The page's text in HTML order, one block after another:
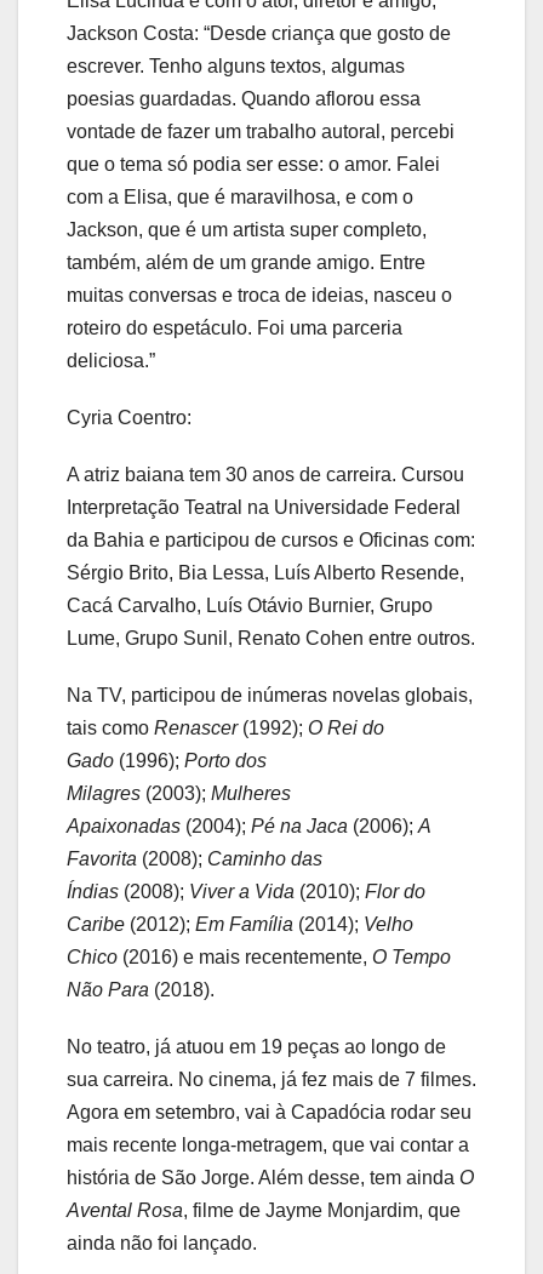
Jackson Costa: “Desde criança que gosto de
escrever. Tenho alguns textos, algumas
poesias guardadas. Quando aflorou essa
vontade de fazer um trabalho autoral, percebi
que o tema só podia ser esse: o amor. Falei
com a Elisa, que é maravilhosa, e com o
Jackson, que é um artista super completo,
também, além de um grande amigo. Entre
muitas conversas e troca de ideias, nasceu o
roteiro do espetáculo. Foi uma parceria
deliciosa.”
Cyria Coentro:
A atriz baiana tem 30 anos de carreira. Cursou
Interpretação Teatral na Universidade Federal
da Bahia e participou de cursos e Oficinas com:
Sérgio Brito, Bia Lessa, Luís Alberto Resende,
Cacá Carvalho, Luís Otávio Burnier, Grupo
Lume, Grupo Sunil, Renato Cohen entre outros.
Na TV, participou de inúmeras novelas globais,
tais como Renascer(1992); O Rei do
Gado (1996); Porto dos
Milagres (2003); Mulheres
Apaixonadas (2004); Pé na Jaca (2006); A
Favorita (2008); Caminho das
Índias (2008); Viver a Vida (2010); Flor do
Caribe (2012); Em Família (2014); Velho
Chico (2016) e mais recentemente, O Tempo
Não Para (2018).
No teatro, já atuou em 19 peças ao longo de
sua carreira. No cinema, já fez mais de 7 filmes.
Agora em setembro, vai à Capadócia rodar seu
mais recente longa-metragem, que vai contar a
história de São Jorge. Além desse, tem ainda O
Avental Rosa, filme de Jayme Monjardim, que
ainda não foi lançado.